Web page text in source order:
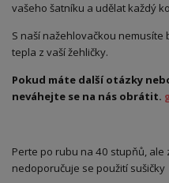
vašeho šatníku a udělat každý
S naší nažehlovačkou nemusíte
tepla z vaší žehličky.
Pokud máte další otázky
neváhejte se na nás obrátit.
Perte po rubu na 40 stupňů,
nedoporučuje se použití sušičky